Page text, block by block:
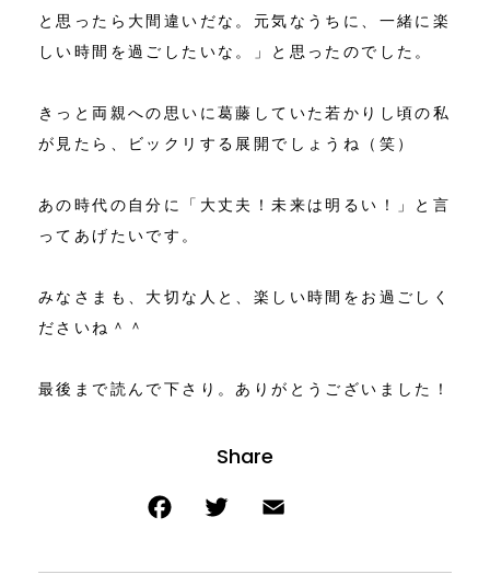
と思ったら大間違いだな。元気なうちに、一緒に楽
しい時間を過ごしたいな。」と思ったのでした。
きっと両親への思いに葛藤していた若かりし頃の私
が見たら、ビックリする展開でしょうね（笑）
あの時代の自分に「大丈夫！未来は明るい！」と言
ってあげたいです。
みなさまも、大切な人と、楽しい時間をお過ごしく
ださいね＾＾
最後まで読んで下さり。ありがとうございました！